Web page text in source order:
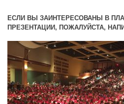
ЕСЛИ ВЫ ЗАИНТЕРЕСОВАНЫ В
ПРЕЗЕНТАЦИИ, ПОЖАЛУЙСТА,